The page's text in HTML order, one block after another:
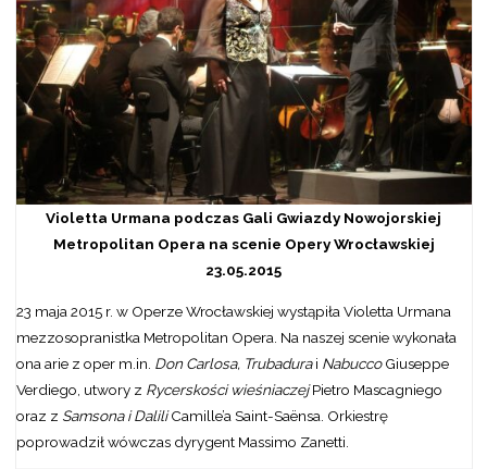
Violetta Urmana podczas Gali Gwiazdy Nowojorskiej
Metropolitan Opera na scenie Opery Wrocławskiej
23.05.2015
23 maja 2015 r. w Operze Wrocławskiej wystąpiła Violetta Urmana
mezzosopranistka Metropolitan Opera. Na naszej scenie wykonała
ona arie z oper m.in. Don Carlosa, Trubadurai NabuccoGiuseppe
Verdiego, utwory z Rycerskości wieśniaczejPietro Mascagniego
oraz z Samsona i DaliliCamille’a Saint-Saënsa. Orkiestrę
poprowadził wówczas dyrygent Massimo Zanetti.